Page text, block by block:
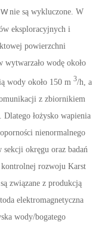
Wnie są wykluczone. W
eksploracyjnych i
powierzchni
wodę około
wody około 150 m 3/h, a
z zbiornikiem
łożysko wapienia
nienormalnego
sekcji okręgu oraz badań
rozwoju Karst
związane z produkcją
elektromagnetyczna
wody/bogatego